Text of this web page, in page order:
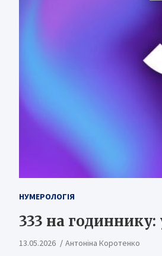
НУМЕРОЛОГІЯ
333 на
13.05.2026 Антоніна Коротенко